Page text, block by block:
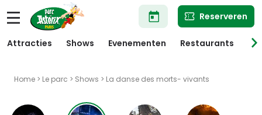
Overslaan
en
de
Reserveren
Attracties Shows Evenementen Restaurants
Home > Le parc > Shows > La danse des morts- vivants